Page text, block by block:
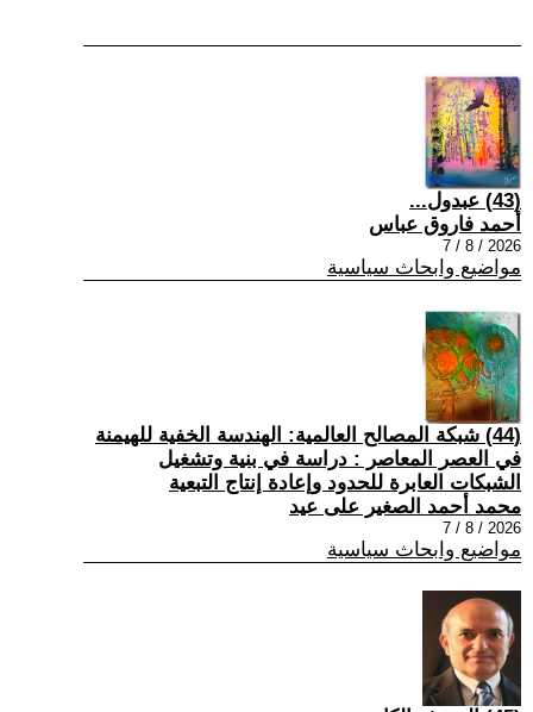
(43) عبدول...
أحمد فاروق عباس
2026 / 8 / 7
مواضيع وابحاث سياسية
(44) شبكة المصالح العالمية: الهندسة الخفية للهيمنة
في العصر المعاصر : دراسة في بنية وتشغيل
الشبكات العابرة للحدود وإعادة إنتاج التبعية
محمد أحمد الصغير على عيد
2026 / 8 / 7
مواضيع وابحاث سياسية